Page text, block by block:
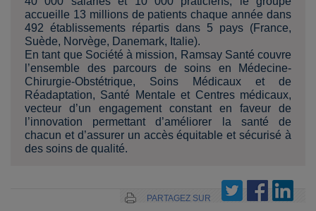
accueille 13 millions de patients chaque année dans
492 établissements répartis dans 5 pays (France,
Suède, Norvège, Danemark, Italie).
En tant que Société à mission, Ramsay Santé couvre
l’ensemble des parcours de soins en Médecine-
Chirurgie-Obstétrique, Soins Médicaux et de
Réadaptation, Santé Mentale et Centres médicaux,
vecteur d’un engagement constant en faveur de
l’innovation permettant d’améliorer la santé de
chacun et d’assurer un accès équitable et sécurisé à
des soins de qualité.
PARTAGEZ SUR